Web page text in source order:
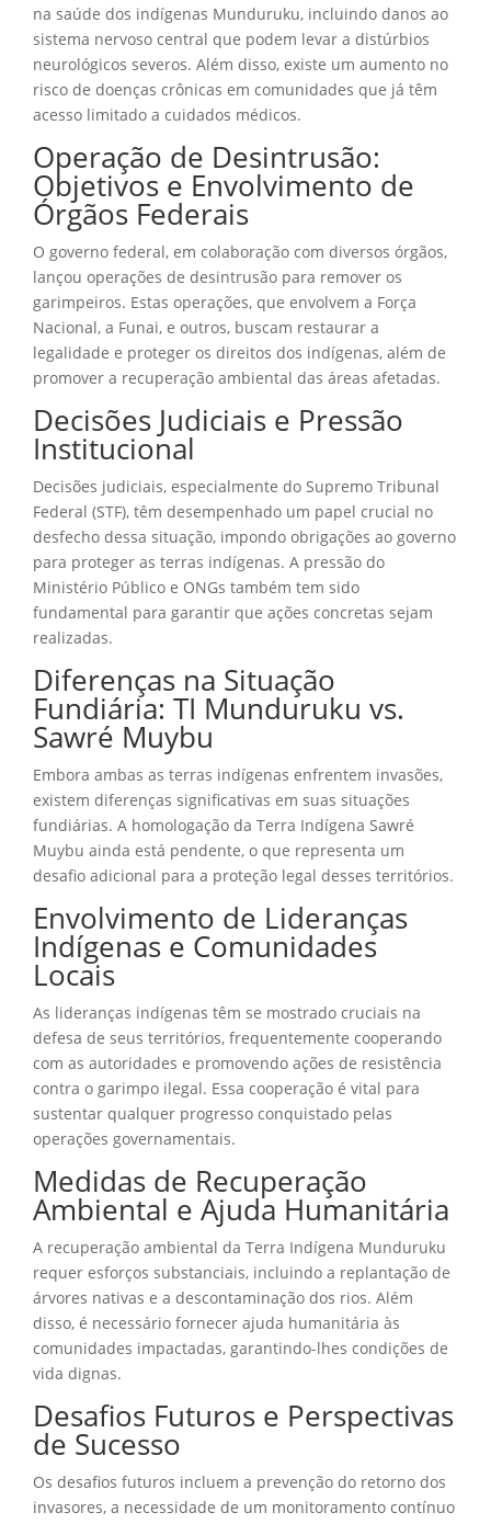
na saúde dos indígenas Munduruku, incluindo danos ao
sistema nervoso central que podem levar a distúrbios
neurológicos severos. Além disso, existe um aumento no
risco de doenças crônicas em comunidades que já têm
acesso limitado a cuidados médicos.
Operação de Desintrusão:
Objetivos e Envolvimento de
Órgãos Federais
O governo federal, em colaboração com diversos órgãos,
lançou operações de desintrusão para remover os
garimpeiros. Estas operações, que envolvem a Força
Nacional, a Funai, e outros, buscam restaurar a
legalidade e proteger os direitos dos indígenas, além de
promover a recuperação ambiental das áreas afetadas.
Decisões Judiciais e Pressão
Institucional
Decisões judiciais, especialmente do Supremo Tribunal
Federal (STF), têm desempenhado um papel crucial no
desfecho dessa situação, impondo obrigações ao governo
para proteger as terras indígenas. A pressão do
Ministério Público e ONGs também tem sido
fundamental para garantir que ações concretas sejam
realizadas.
Diferenças na Situação
Fundiária: TI Munduruku vs.
Sawré Muybu
Embora ambas as terras indígenas enfrentem invasões,
existem diferenças significativas em suas situações
fundiárias. A homologação da Terra Indígena Sawré
Muybu ainda está pendente, o que representa um
desafio adicional para a proteção legal desses territórios.
Envolvimento de Lideranças
Indígenas e Comunidades
Locais
As lideranças indígenas têm se mostrado cruciais na
defesa de seus territórios, frequentemente cooperando
com as autoridades e promovendo ações de resistência
contra o garimpo ilegal. Essa cooperação é vital para
sustentar qualquer progresso conquistado pelas
operações governamentais.
Medidas de Recuperação
Ambiental e Ajuda Humanitária
A recuperação ambiental da Terra Indígena Munduruku
requer esforços substanciais, incluindo a replantação de
árvores nativas e a descontaminação dos rios. Além
disso, é necessário fornecer ajuda humanitária às
comunidades impactadas, garantindo-lhes condições de
vida dignas.
Desafios Futuros e Perspectivas
de Sucesso
Os desafios futuros incluem a prevenção do retorno dos
invasores, a necessidade de um monitoramento contínuo